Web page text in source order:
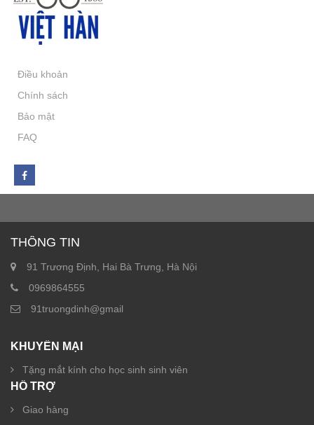
Điều khoản
Chính sách
Bảo mật
FAQ
THÔNG TIN
91 Trương Định, Hai Bà Trưng, Hà Nội
0969864555
91truongdinh@gmail
KHUYẾN MẠI
Tặng mắt kính cho học sinh sinh viên
HỖ TRỢ
Giao hàng